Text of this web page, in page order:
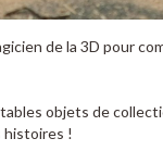
de la 3D pour
objets de
histoires !